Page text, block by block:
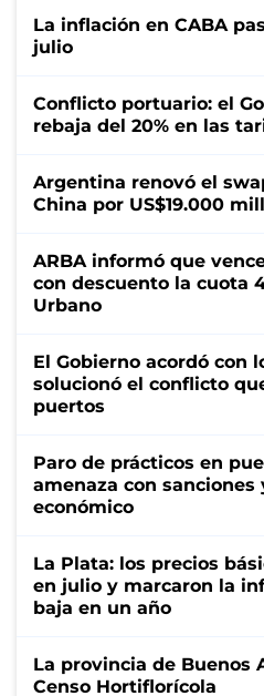
La inflación en CABA
julio
Conflicto portuario: el
rebaja del 20% en las
Argentina renovó el
China por US$19.000
ARBA informó que
con descuento la cuota
Urbano
El Gobierno acordó con
solucionó el conflicto
puertos
Paro de prácticos en
amenaza con
económico
La Plata: los precios
en julio y marcaron la
baja en un año
La provincia de Buenos
Censo Hortiflorícola